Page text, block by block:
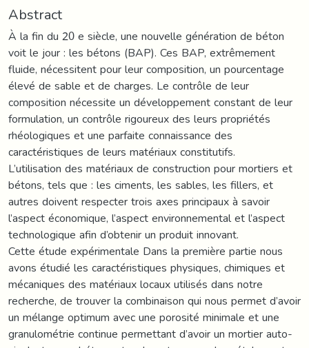
Abstract
À la fin du 20 e siècle, une nouvelle génération de béton
voit le jour : les bétons (BAP). Ces BAP, extrêmement
fluide, nécessitent pour leur composition, un pourcentage
élevé de sable et de charges. Le contrôle de leur
composition nécessite un développement constant de leur
formulation, un contrôle rigoureux des leurs propriétés
rhéologiques et une parfaite connaissance des
caractéristiques de leurs matériaux constitutifs.
L’utilisation des matériaux de construction pour mortiers et
bétons, tels que : les ciments, les sables, les fillers, et
autres doivent respecter trois axes principaux à savoir
l’aspect économique, l’aspect environnemental et l’aspect
technologique afin d’obtenir un produit innovant.
Cette étude expérimentale Dans la première partie nous
avons étudié les caractéristiques physiques, chimiques et
mécaniques des matériaux locaux utilisés dans notre
recherche, de trouver la combinaison qui nous permet d’avoir
un mélange optimum avec une porosité minimale et une
granulométrie continue permettant d’avoir un mortier auto-